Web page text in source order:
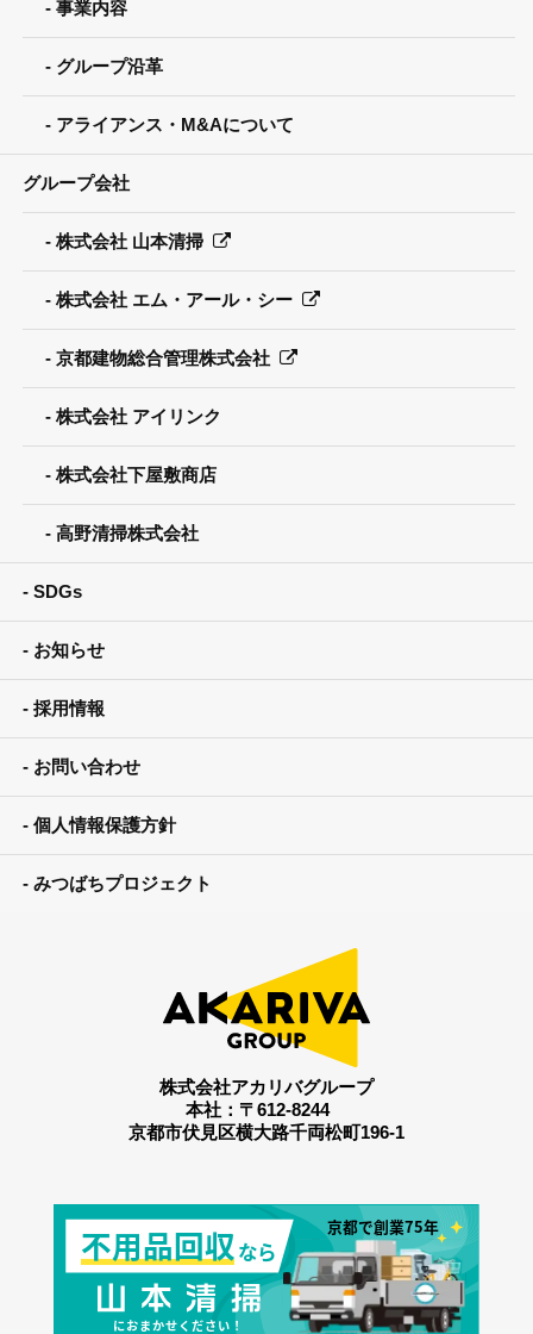
事業内容
グループ沿革
アライアンス・M&Aについて
グループ会社
株式会社 山本清掃
株式会社 エム・アール・シー
京都建物総合管理株式会社
株式会社 アイリンク
株式会社下屋敷商店
高野清掃株式会社
SDGs
お知らせ
採用情報
お問い合わせ
個人情報保護方針
みつばちプロジェクト
株式会社アカリバグループ
本社：〒612-8244
京都市伏見区横大路千両松町196-1